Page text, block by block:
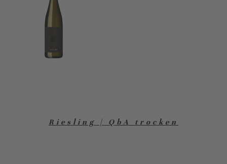
Riesling | QbA trocken